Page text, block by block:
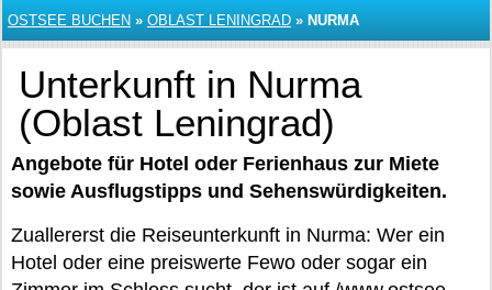
OSTSEE BUCHEN » OBLAST LENINGRAD » NURMA
Unterkunft in Nurma
(Oblast Leningrad)
Angebote für Hotel oder Ferienhaus zur Miete
sowie Ausflugstipps und Sehenswürdigkeiten.
Zuallererst die Reiseunterkunft in Nurma: Wer ein
Hotel oder eine preiswerte Fewo oder sogar ein